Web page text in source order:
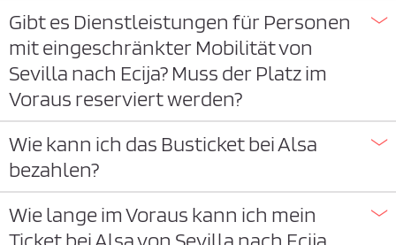
Gibt es Dienstleistungen für Personen
mit eingeschränkter Mobilität von
Sevilla nach Ecija? Muss der Platz im
Voraus reserviert werden?
Wie kann ich das Busticket bei Alsa
bezahlen?
Wie lange im Voraus kann ich mein